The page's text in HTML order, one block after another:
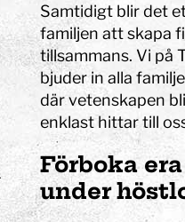
Samtidigt blir det
familjen att skapa
tillsammans. Vi på
bjuder in alla
där vetenskapen
enklast hittar till
Förboka
under